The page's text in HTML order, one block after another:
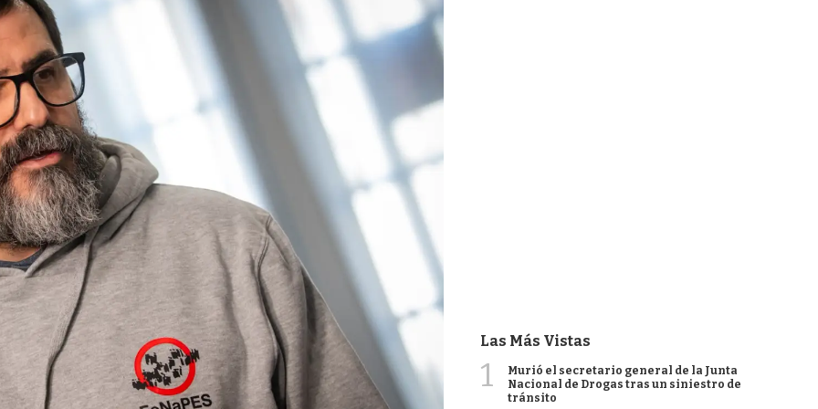
Las Más Vistas
1
Murió el secretario general de la Junta
Nacional de Drogas tras un siniestro de
tránsito